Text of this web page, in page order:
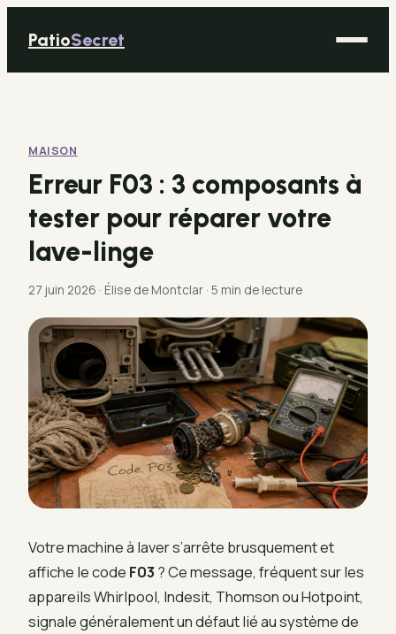
PatioSecret
Bricolage
Déco
Immobilier
Jardinage
MAISON
Erreur F03 : 3 composants à
tester pour réparer votre
lave-linge
27 juin 2026 · Élise de Montclar · 5 min de lecture
Votre machine à laver s’arrête brusquement et
affiche le code F03 ? Ce message, fréquent sur les
appareils Whirlpool, Indesit, Thomson ou Hotpoint,
signale généralement un défaut lié au système de